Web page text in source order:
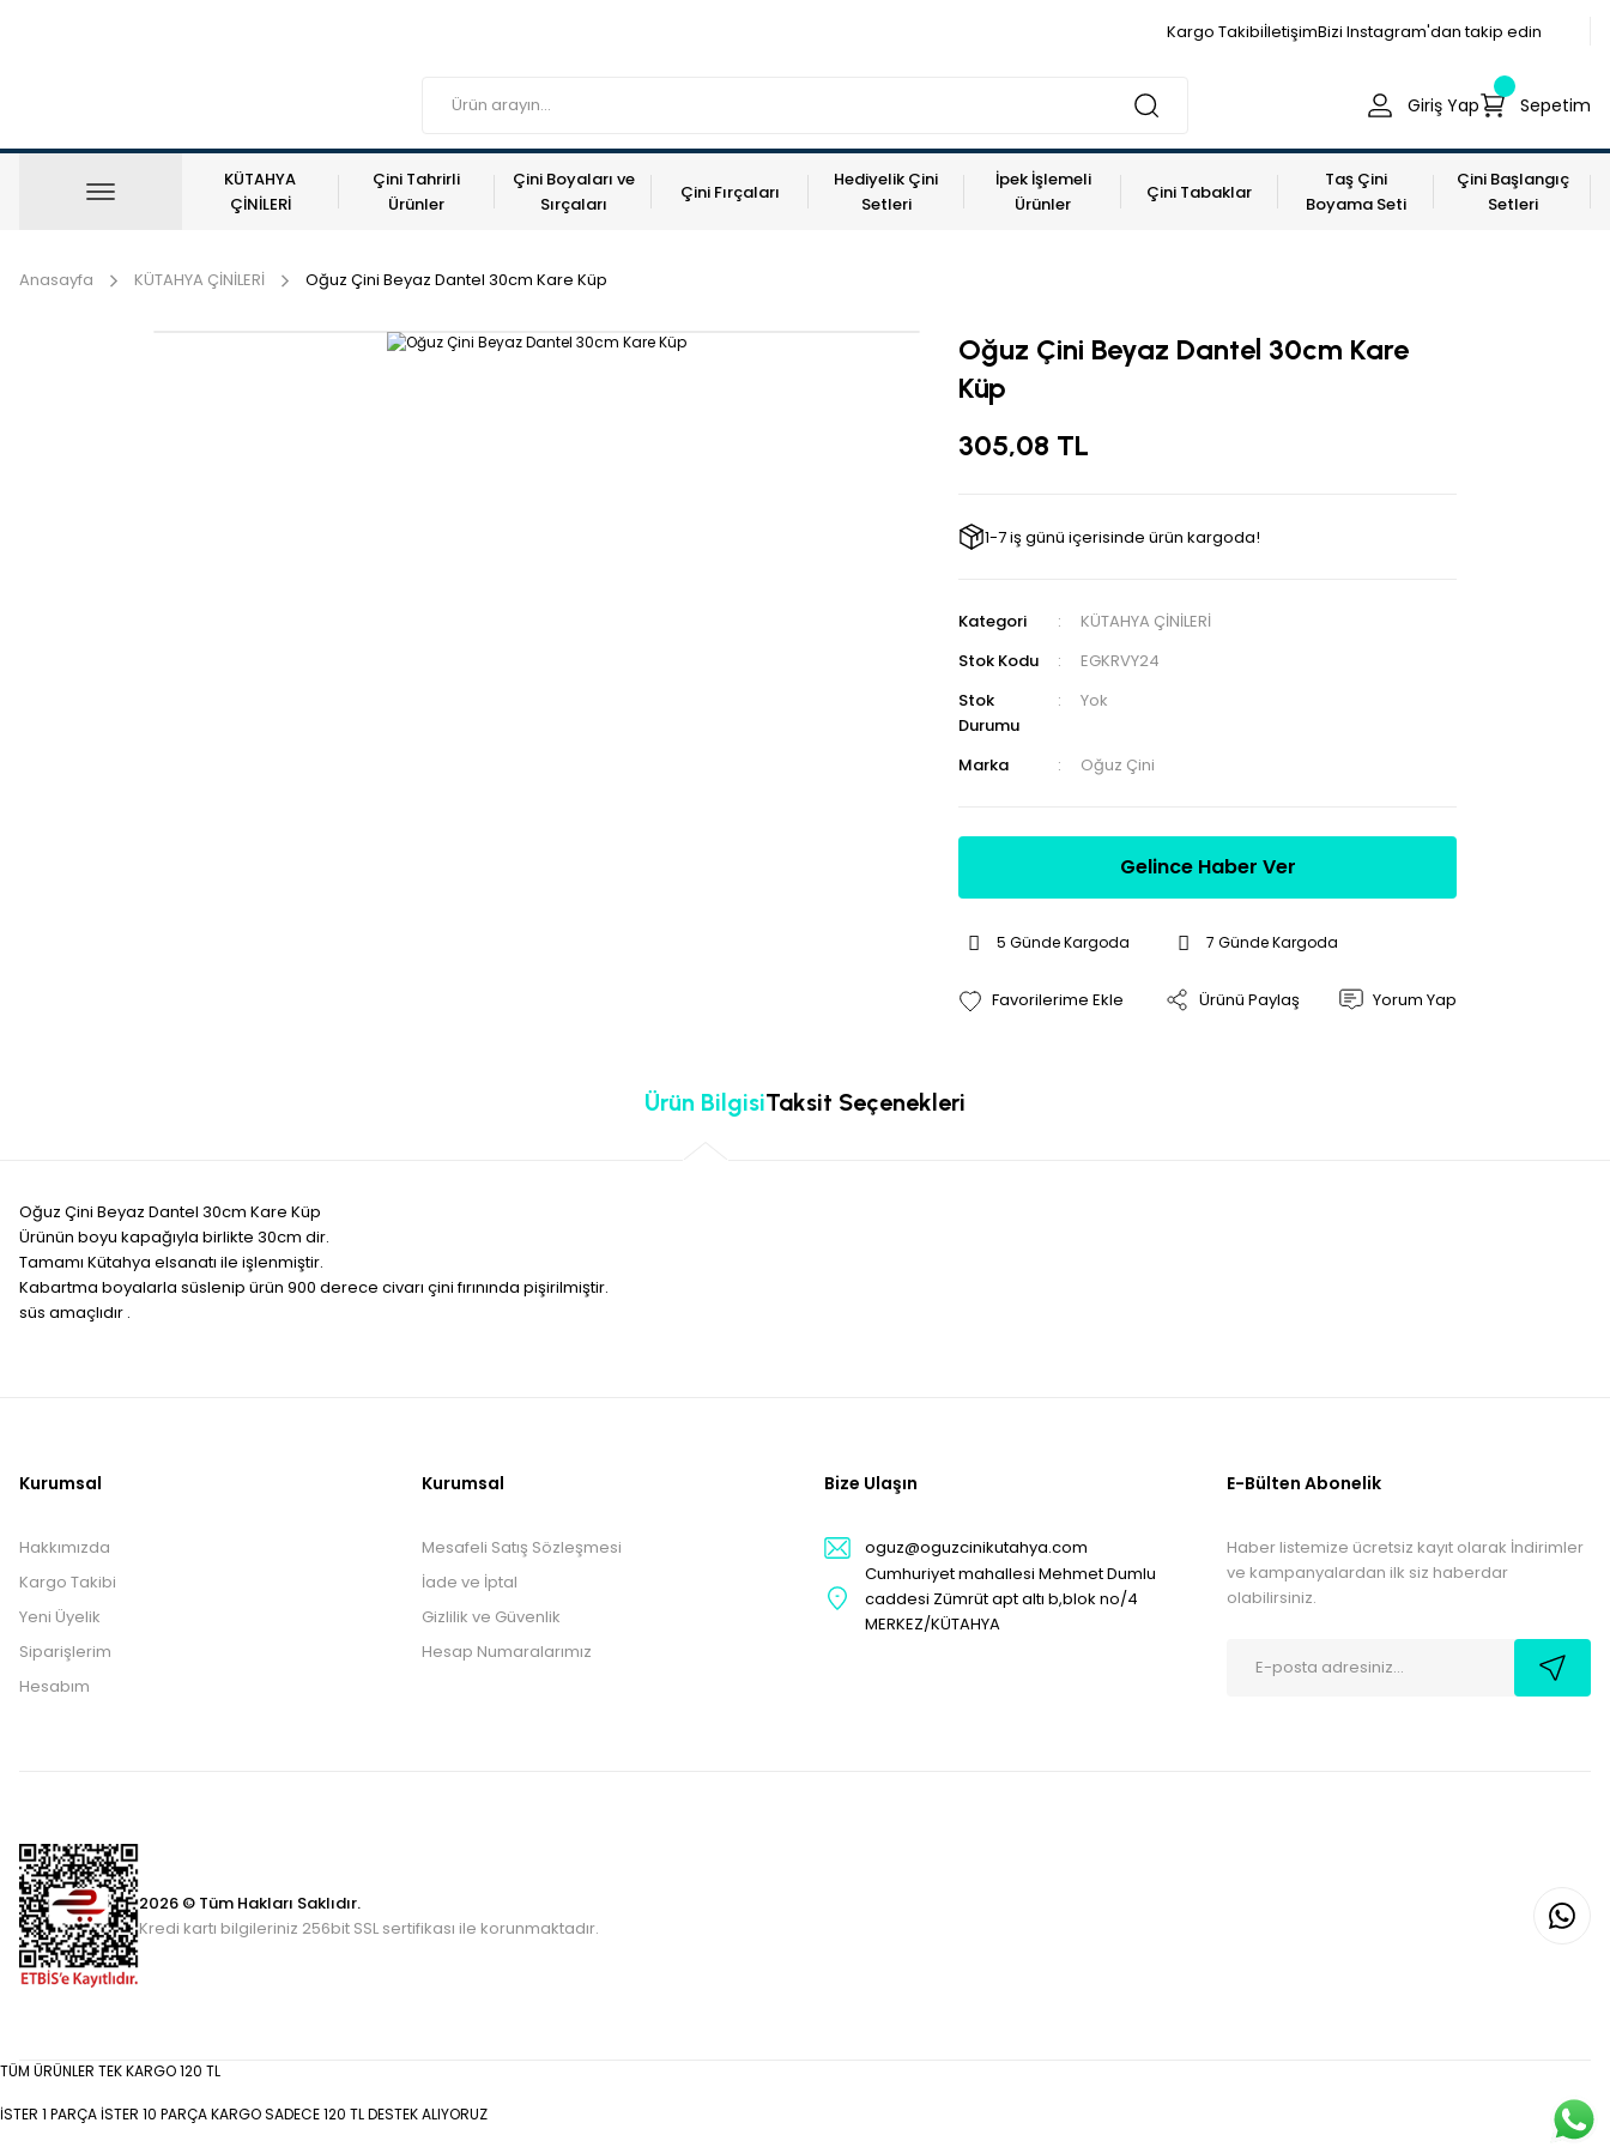
Kargo TakibiİletişimBizi Instagram'dan takip edin
Giriş Yap Sepetim
KÜTAHYA
ÇİNİLERİ
Çini Tahrirli
Ürünler
Çini Boyaları ve
Sırçaları
Çini Fırçaları
Hediyelik Çini
Setleri
İpek İşlemeli
Ürünler
Çini Tabaklar
Taş Çini
Boyama Seti
Çini Başlangıç
Setleri
Anasayfa KÜTAHYA ÇİNİLERİ Oğuz Çini Beyaz Dantel 30cm Kare Küp
Oğuz Çini Beyaz Dantel 30cm Kare
Küp
305,08 TL
1-7 iş günü içerisinde ürün kargoda!
Kategori
KÜTAHYA ÇİNİLERİ
Stok Kodu
EGKRVY24
Stok
Durumu
Yok
Marka Oğuz Çini
Gelince Haber Ver
5 Günde Kargoda 7 Günde Kargoda
Ürünü Paylaş Yorum Yap
Ürün BilgisiTaksit Seçenekleri
Oğuz Çini Beyaz Dantel 30cm Kare Küp
Ürünün boyu kapağıyla birlikte 30cm dir.
Tamamı Kütahya elsanatı ile işlenmiştir.
Kabartma boyalarla süslenip ürün 900 derece civarı çini fırınında pişirilmiştir.
süs amaçlıdır .
Kurumsal
Hakkımızda
Kargo Takibi
Yeni Üyelik
Siparişlerim
Hesabım
Kurumsal
Mesafeli Satış Sözleşmesi
İade ve İptal
Gizlilik ve Güvenlik
Hesap Numaralarımız
Bize Ulaşın
oguz@oguzcinikutahya.com
Cumhuriyet mahallesi Mehmet Dumlu
caddesi Zümrüt apt altı b,blok no/4
MERKEZ/KÜTAHYA
E-Bülten Abonelik
Haber listemize ücretsiz kayıt olarak İndirimler
ve kampanyalardan ilk siz haberdar
olabilirsiniz.
2026 © Tüm Hakları Saklıdır.
Kredi kartı bilgileriniz 256bit SSL sertifikası ile korunmaktadır.
TÜM ÜRÜNLER TEK KARGO 120 TL
İSTER 1 PARÇA İSTER 10 PARÇA KARGO SADECE 120 TL DESTEK ALIYORUZ